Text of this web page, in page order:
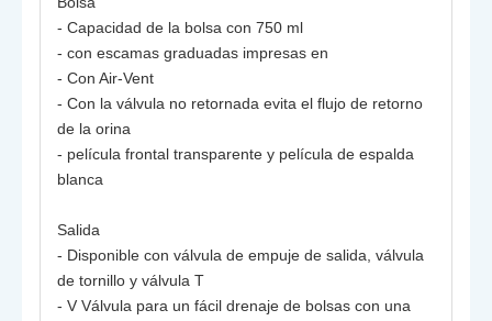
- Capacidad de la bolsa con 750 ml
- con escamas graduadas impresas en
- Con Air-Vent
- Con la válvula no retornada evita el flujo de retorno
de la orina
- película frontal transparente y película de espalda
blanca
Salida
- Disponible con válvula de empuje de salida, válvula
de tornillo y válvula T
- V Válvula para un fácil drenaje de bolsas con una